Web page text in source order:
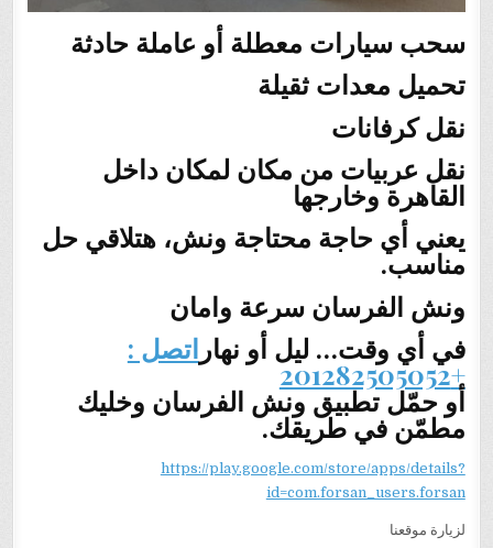
سحب سيارات معطلة أو عاملة حادثة
تحميل معدات ثقيلة
نقل كرفانات
نقل عربيات من مكان لمكان داخل
القاهرة وخارجها
يعني أي حاجة محتاجة ونش، هتلاقي حل
مناسب.
ونش الفرسان سرعة وامان
في أي وقت… ليل أو نهار اتصل :
+201282505052
أو حمّل تطبيق ونش الفرسان وخليك
مطمّن في طريقك.
https://play.google.com/store/apps/details?
id=com.forsan_users.forsan
لزيارة موقعنا